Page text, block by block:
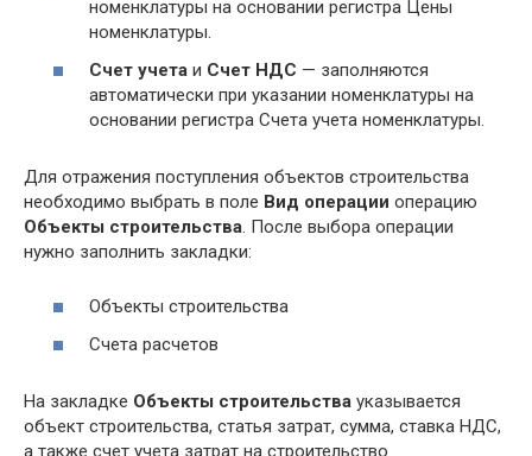
номенклатуры на основании регистра Цены
номенклатуры.
Счет учета и Счет НДС — заполняются
автоматически при указании номенклатуры на
основании регистра Счета учета номенклатуры.
Для отражения поступления объектов строительства
необходимо выбрать в поле Вид операции операцию
Объекты строительства. После выбора операции
нужно заполнить закладки:
Объекты строительства
Счета расчетов
На закладке Объекты строительства указывается
объект строительства, статья затрат, сумма, ставка НДС,
а также счет учета затрат на строительство.